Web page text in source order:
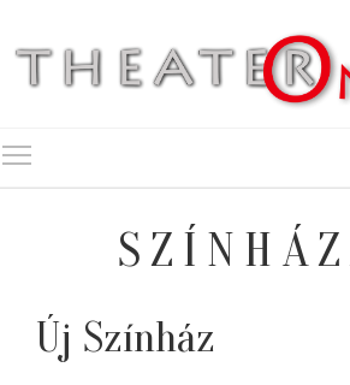
Új Színház